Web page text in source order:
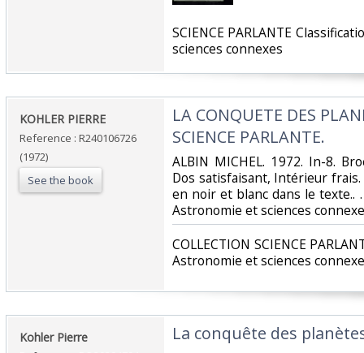
‎SCIENCE PARLANTE
sciences connexes‎
‎KOHLER PIERRE‎
Reference : R240106726
(1972)
See the book
‎LA CONQUETE DES
SCIENCE PARLANTE.‎
‎ALBIN MICHEL. 1972. In-8.
Dos satisfaisant, Intérieur
en noir et blanc dans le texte..
Astronomie et sciences
‎COLLECTION SCIENCE
Astronomie et sciences
‎Kohler Pierre‎ ‎La conquête des